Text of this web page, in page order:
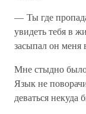
— Ты где
увидеть тебя в
засыпал он меня
Мне стыдно
Язык не
деваться некуда